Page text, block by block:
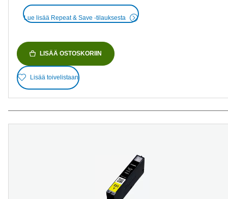
Lue lisää Repeat & Save -tilauksesta
LISÄÄ OSTOSKORIIN
Lisää toivelistaan